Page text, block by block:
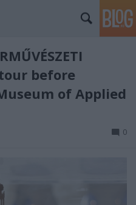
before
of Applied
0